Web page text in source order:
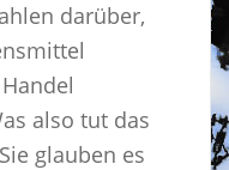
darüber,
also tut das
glauben es